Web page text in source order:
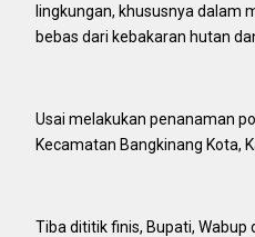
lingkungan, khususnya dalam
bebas dari kebakaran hutan
Usai melakukan penanaman
Kecamatan Bangkinang Kota,
Tiba dititik finis, Bupati,